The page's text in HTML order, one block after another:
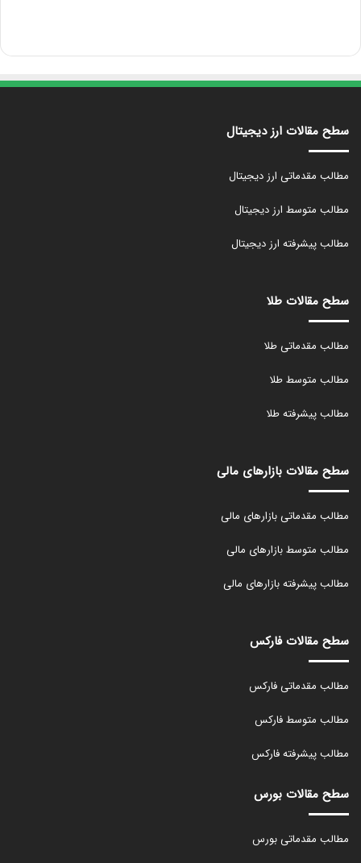
سطح مقالات ارز دیجیتال
مطالب مقدماتی ارز دیجیتال
مطالب متوسط ارز دیجیتال
مطالب پیشرفته ارز دیجیتال
سطح مقالات طلا
مطالب مقدماتی طلا
مطالب متوسط طلا
مطالب پیشرفته طلا
سطح مقالات بازارهای مالی
مطالب مقدماتی بازارهای مالی
مطالب متوسط بازارهای مالی
مطالب پیشرفته بازارهای مالی
سطح مقالات فارکس
مطالب مقدماتی فارکس
مطالب متوسط فارکس
مطالب پیشرفته فارکس
سطح مقالات بورس
مطالب مقدماتی بورس